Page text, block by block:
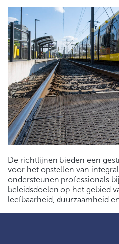
De richtlijnen bieden een
voor het opstellen van
ondersteunen professionals
beleidsdoelen op het gebied
leefbaarheid, duurzaamheid